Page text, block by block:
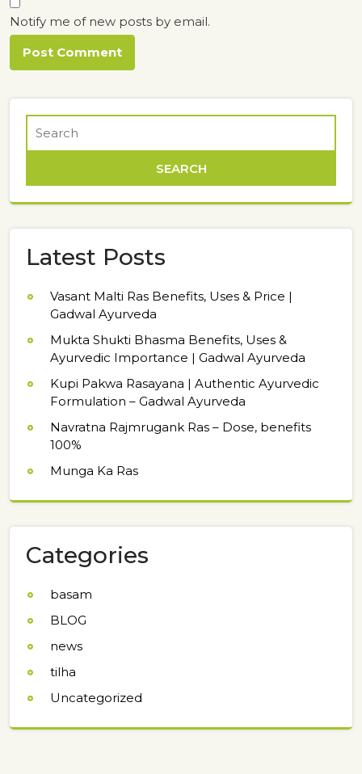
Notify me of new posts by email.
Latest Posts
Vasant Malti Ras Benefits, Uses & Price |
Gadwal Ayurveda
Mukta Shukti Bhasma Benefits, Uses &
Ayurvedic Importance | Gadwal Ayurveda
Kupi Pakwa Rasayana | Authentic Ayurvedic
Formulation – Gadwal Ayurveda
Navratna Rajmrugank Ras – Dose, benefits
100%
Munga Ka Ras
Categories
basam
BLOG
news
tilha
Uncategorized